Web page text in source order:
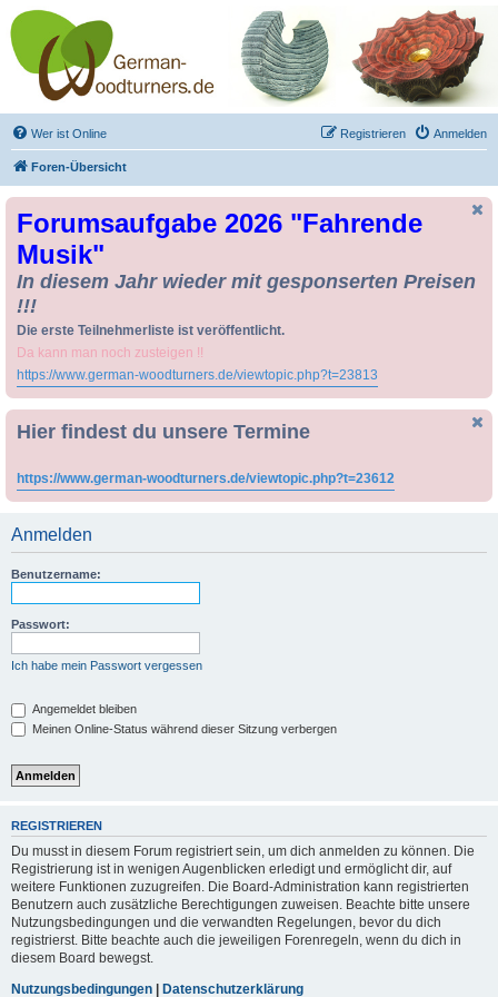
Drechseln und
Kunsthandwerk -
German-Woodturners
*Forum Sauerland*
Der Treffpunkt für Drechsler und Freunde des Kunsthandwerks
Wer ist Online Anmelden
Registrieren
Foren-Übersicht
Forumsaufgabe 2026 "Fahrende
Musik"
In diesem Jahr wieder mit gesponserten Preisen
!!!
Die erste Teilnehmerliste ist veröffentlicht.
Da kann man noch zusteigen !!
https://www.german-woodturners.de/viewtopic.php?t=23813
Hier findest du unsere Termine
https://www.german-woodturners.de/viewtopic.php?t=23612
Anmelden
Benutzername:
Passwort:
Ich habe mein Passwort vergessen
Angemeldet bleiben
Meinen Online-Status während dieser Sitzung verbergen
REGISTRIEREN
Du musst in diesem Forum registriert sein, um dich anmelden zu können. Die
Registrierung ist in wenigen Augenblicken erledigt und ermöglicht dir, auf
weitere Funktionen zuzugreifen. Die Board-Administration kann registrierten
Benutzern auch zusätzliche Berechtigungen zuweisen. Beachte bitte unsere
Nutzungsbedingungen und die verwandten Regelungen, bevor du dich
registrierst. Bitte beachte auch die jeweiligen Forenregeln, wenn du dich in
diesem Board bewegst.
Nutzungsbedingungen | Datenschutzerklärung